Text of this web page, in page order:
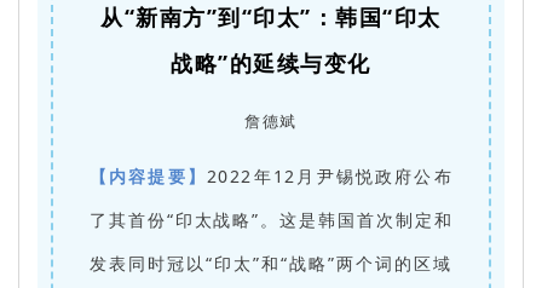
从“新南方”到“印太”：韩国“印太
战略”的延续与变化
詹德斌
【内容提要】 2022年12月尹锡悦政府公布
了其首份“印太战略”。这是韩国首次制定和
发表同时冠以“印太”和“战略”两个词的区域